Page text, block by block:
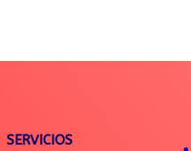
SERVICIOS